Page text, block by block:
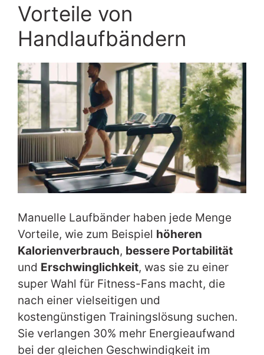
Vorteile von
Handlaufbändern
Manuelle Laufbänder haben jede Menge
Vorteile, wie zum Beispiel höheren
Kalorienverbrauch, bessere Portabilität
und Erschwinglichkeit, was sie zu einer
super Wahl für Fitness-Fans macht, die
nach einer vielseitigen und
kostengünstigen Trainingslösung suchen.
Sie verlangen 30% mehr Energieaufwand
bei der gleichen Geschwindigkeit im